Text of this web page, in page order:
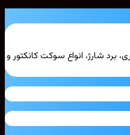
شارژ، انواع سوکت کانکتور و